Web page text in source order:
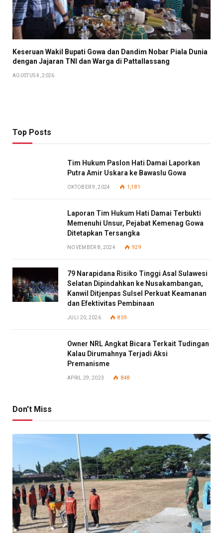
Keseruan Wakil Bupati Gowa dan Dandim Nobar Piala Dunia
dengan Jajaran TNI dan Warga di Pattallassang
AGUSTUS 4, 2026
Top Posts
Tim Hukum Paslon Hati Damai Laporkan
Putra Amir Uskara ke Bawaslu Gowa
OKTOBER 9, 2024 1,181
Laporan Tim Hukum Hati Damai Terbukti
Memenuhi Unsur, Pejabat Kemenag Gowa
Ditetapkan Tersangka
NOVEMBER 8, 2024 929
79 Narapidana Risiko Tinggi Asal Sulawesi
Selatan Dipindahkan ke Nusakambangan,
Kanwil Ditjenpas Sulsel Perkuat Keamanan
dan Efektivitas Pembinaan
JULI 20, 2026 859
Owner NRL Angkat Bicara Terkait Tudingan
Kalau Dirumahnya Terjadi Aksi
Premanisme
APRIL 29, 2023 848
Don't Miss